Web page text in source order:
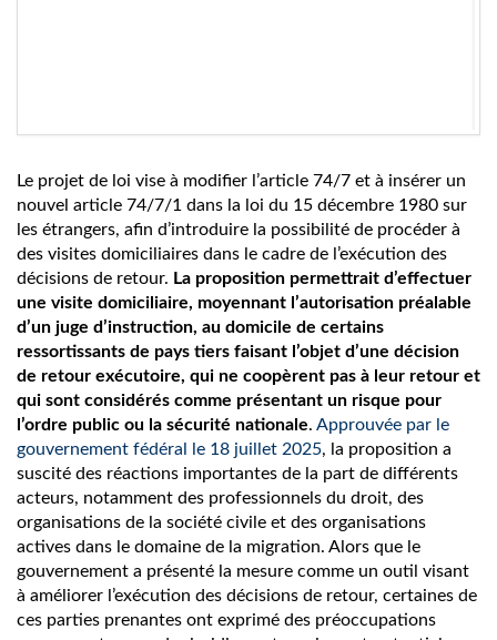
Le projet de loi vise à modifier l’article 74/7 et à insérer un
nouvel article 74/7/1 dans la loi du 15 décembre 1980 sur
les étrangers, afin d’introduire la possibilité de procéder à
des visites domiciliaires dans le cadre de l’exécution des
décisions de retour. La proposition permettrait d’effectuer
une visite domiciliaire, moyennant l’autorisation préalable
d’un juge d’instruction, au domicile de certains
ressortissants de pays tiers faisant l’objet d’une décision
de retour exécutoire, qui ne coopèrent pas à leur retour et
qui sont considérés comme présentant un risque pour
l’ordre public ou la sécurité nationale. Approuvée par le
gouvernement fédéral le 18 juillet 2025, la proposition a
suscité des réactions importantes de la part de différents
acteurs, notamment des professionnels du droit, des
organisations de la société civile et des organisations
actives dans le domaine de la migration. Alors que le
gouvernement a présenté la mesure comme un outil visant
à améliorer l’exécution des décisions de retour, certaines de
ces parties prenantes ont exprimé des préoccupations